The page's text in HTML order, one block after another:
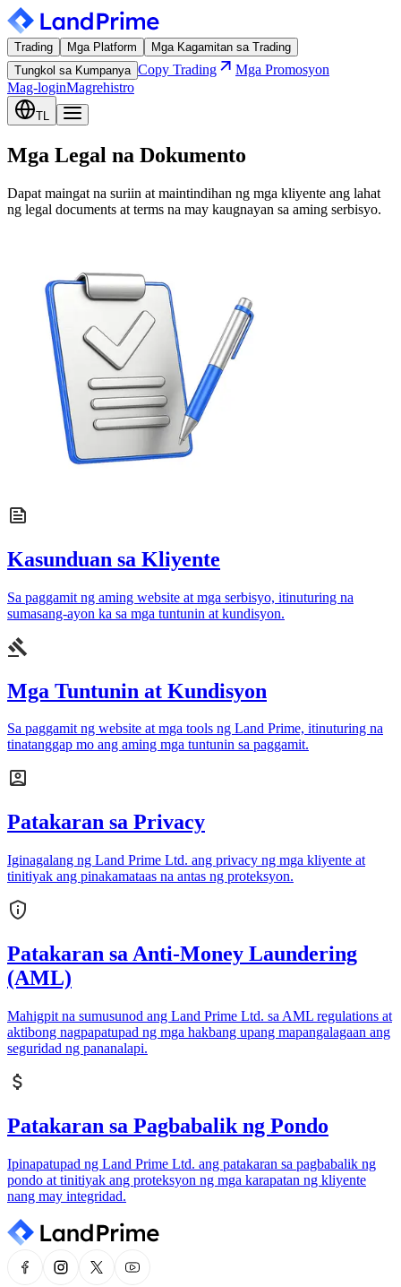
Trading Mga Platform
Mga Kagamitan sa Trading
Tungkol sa Kumpanya Copy Trading
Mga Promosyon
Mag-loginMagrehistro
TL
Mga Legal na Dokumento
Dapat maingat na suriin at maintindihan ng mga kliyente ang lahat
ng legal documents at terms na may kaugnayan sa aming serbisyo.
Kasunduan sa Kliyente
Sa paggamit ng aming website at mga serbisyo, itinuturing na
sumasang-ayon ka sa mga tuntunin at kundisyon.
Mga Tuntunin at Kundisyon
Sa paggamit ng website at mga tools ng Land Prime, itinuturing na
tinatanggap mo ang aming mga tuntunin sa paggamit.
Patakaran sa Privacy
Iginagalang ng Land Prime Ltd. ang privacy ng mga kliyente at
tinitiyak ang pinakamataas na antas ng proteksyon.
Patakaran sa Anti-Money Laundering
(AML)
Mahigpit na sumusunod ang Land Prime Ltd. sa AML regulations at
aktibong nagpapatupad ng mga hakbang upang mapangalagaan ang
seguridad ng pananalapi.
Patakaran sa Pagbabalik ng Pondo
Ipinapatupad ng Land Prime Ltd. ang patakaran sa pagbabalik ng
pondo at tinitiyak ang proteksyon ng mga karapatan ng kliyente
nang may integridad.